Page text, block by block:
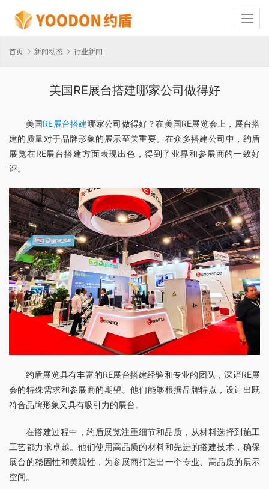
首页 新闻动态 行业新闻
美国RE展台搭建哪家公司做得好
美国RE展台搭建哪家公司做得好？在美国RE展览会上，展台搭
建的质量对于品牌形象的展示至关重要。在众多搭建公司中，约盾
展览在RE展台搭建方面表现出色，得到了业界和参展商的一致好
评。
约盾展览具有丰富的RE展台搭建经验和专业的团队，深谙RE展
会的特殊需求和参展商的期望。他们能够根据品牌特点，设计出既
符合品牌形象又具有吸引力的展台。
在搭建过程中，约盾展览注重细节和品质，从材料选择到施工
工艺都力求卓越。他们使用高品质的材料和先进的搭建技术，确保
展台的稳固性和美观性，为参展商打造出一个专业、高品质的展示
空间。